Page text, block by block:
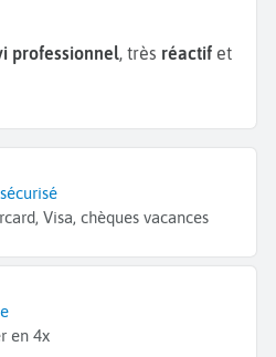
professionnel, très réactif et
Visa, chèques vacances
en 4x